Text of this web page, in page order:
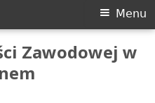
Zawodowej w
Menu